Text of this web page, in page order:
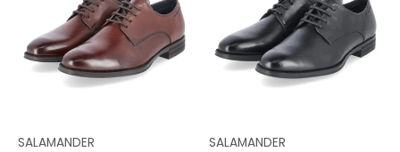
SALAMANDER SALAMANDER